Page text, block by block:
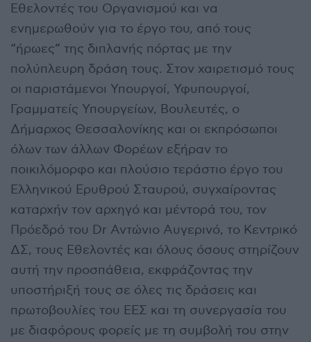
Εθελοντές του Οργανισμού και να
ενημερωθούν για το έργο του, από τους
“ήρωες” της διπλανής πόρτας με την
πολύπλευρη δράση τους. Στον χαιρετισμό τους
οι παριστάμενοι Υπουργοί, Υφυπουργοί,
Γραμματείς Υπουργείων, Βουλευτές, ο
Δήμαρχος Θεσσαλονίκης και οι εκπρόσωποι
όλων των άλλων Φορέων εξήραν το
ποικιλόμορφο και πλούσιο τεράστιο έργο του
Ελληνικού Ερυθρού Σταυρού, συγχαίροντας
καταρχήν τον αρχηγό και μέντορά του, τον
Πρόεδρό του Dr Αντώνιο Αυγερινό, το Κεντρικό
ΔΣ, τους Εθελοντές και όλους όσους στηρίζουν
αυτή την προσπάθεια, εκφράζοντας την
υποστήριξή τους σε όλες τις δράσεις και
πρωτοβουλίες του ΕΕΣ και τη συνεργασία του
με διαφόρους φορείς με τη συμβολή του στην